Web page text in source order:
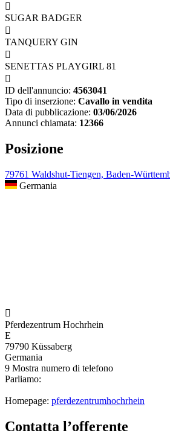

SUGAR BADGER

TANQUERY GIN

SENETTAS PLAYGIRL 81

ID dell'annuncio: 4563041
Tipo di inserzione: Cavallo in vendita
Data di pubblicazione: 03/06/2026
Annunci chiamata: 12366
Posizione
79761 Waldshut-Tiengen, Baden-
Germania

Pferdezentrum Hochrhein
E
79790 Küssaberg
Germania
9 Mostra numero di telefono
Parliamo:
Homepage: pferdezentrumhochrhein
Contatta l’offerente